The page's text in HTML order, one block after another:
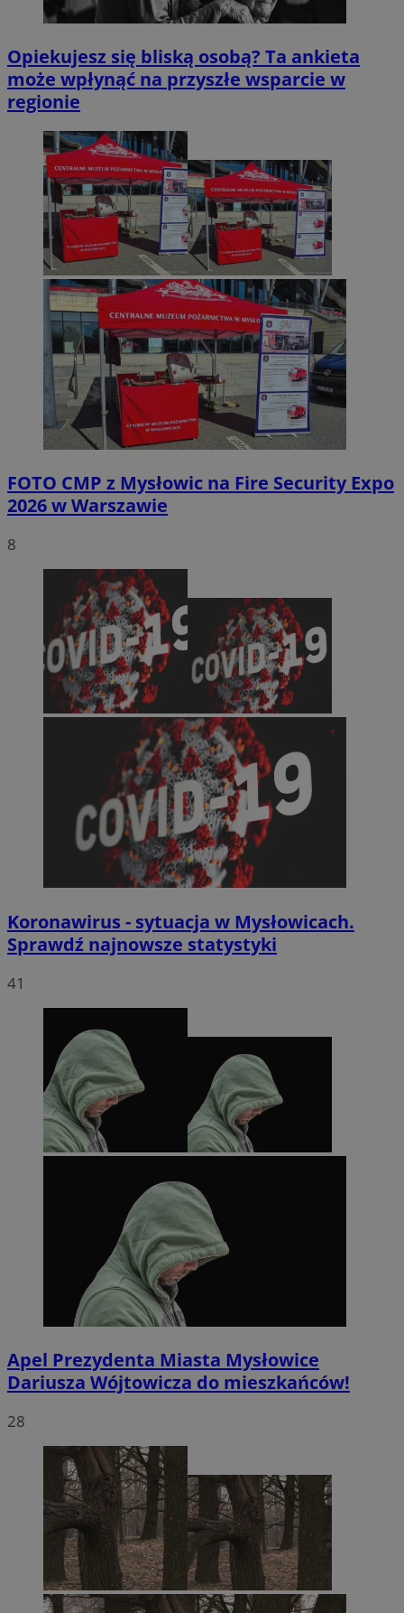
Opiekujesz się bliską osobą? Ta ankieta
może wpłynąć na przyszłe wsparcie w
regionie
FOTO CMP z Mysłowic na Fire Security Expo
2026 w Warszawie
8
Koronawirus - sytuacja w Mysłowicach.
Sprawdź najnowsze statystyki
41
Apel Prezydenta Miasta Mysłowice
Dariusza Wójtowicza do mieszkańców!
28